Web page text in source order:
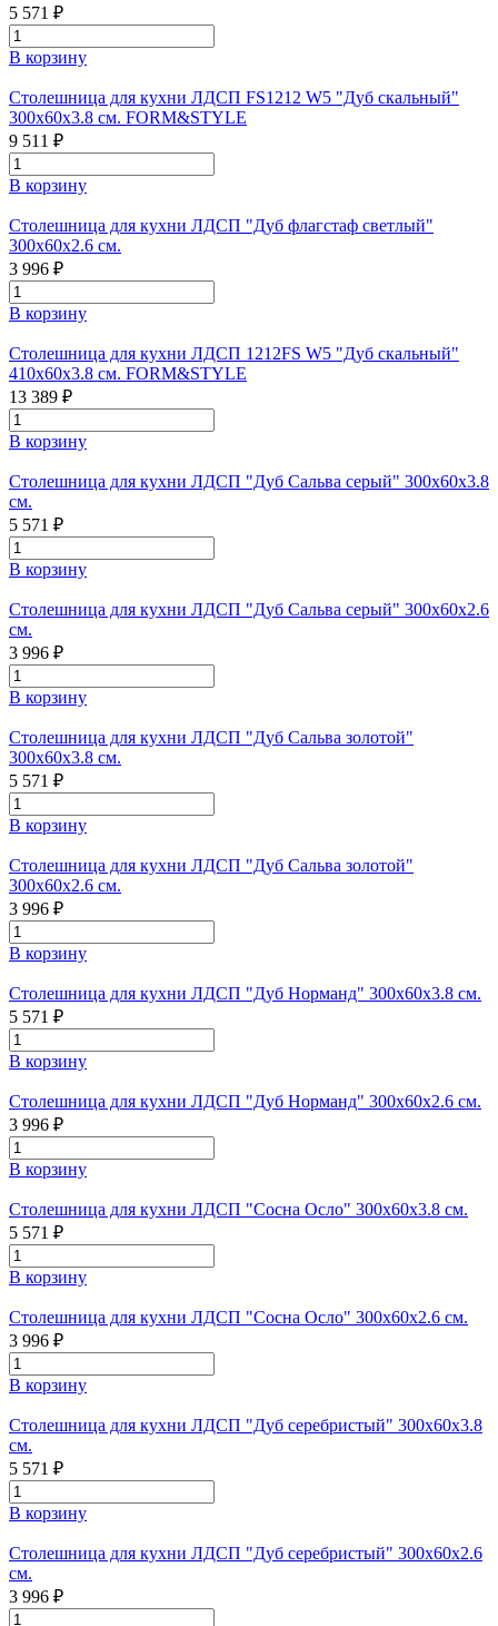
5 571 ₽
В корзину
Столешница для кухни ЛДСП FS1212 W5 "Дуб скальный"
300х60х3.8 см. FORM&STYLE
9 511 ₽
В корзину
Столешница для кухни ЛДСП "Дуб флагстаф светлый"
300x60x2.6 см.
3 996 ₽
В корзину
Столешница для кухни ЛДСП 1212FS W5 "Дуб скальный"
410х60х3.8 см. FORM&STYLE
13 389 ₽
В корзину
Столешница для кухни ЛДСП "Дуб Сальва серый" 300x60x3.8
см.
5 571 ₽
В корзину
Столешница для кухни ЛДСП "Дуб Сальва серый" 300x60x2.6
см.
3 996 ₽
В корзину
Столешница для кухни ЛДСП "Дуб Сальва золотой"
300x60x3.8 см.
5 571 ₽
В корзину
Столешница для кухни ЛДСП "Дуб Сальва золотой"
300x60x2.6 см.
3 996 ₽
В корзину
Столешница для кухни ЛДСП "Дуб Норманд" 300x60x3.8 см.
5 571 ₽
В корзину
Столешница для кухни ЛДСП "Дуб Норманд" 300x60x2.6 см.
3 996 ₽
В корзину
Столешница для кухни ЛДСП "Сосна Осло" 300х60х3.8 см.
5 571 ₽
В корзину
Столешница для кухни ЛДСП "Сосна Осло" 300х60х2.6 см.
3 996 ₽
В корзину
Столешница для кухни ЛДСП "Дуб серебристый" 300х60х3.8
см.
5 571 ₽
В корзину
Столешница для кухни ЛДСП "Дуб серебристый" 300х60х2.6
см.
3 996 ₽